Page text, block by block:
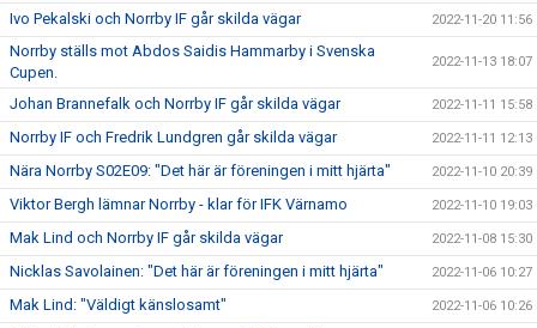
Ivo Pekalski och Norrby IF går skilda vägar 2022-11-20 11:56
Norrby ställs mot Abdos Saidis Hammarby i Svenska
Cupen.
2022-11-13 18:07
Johan Brannefalk och Norrby IF går skilda vägar 2022-11-11 15:58
Norrby IF och Fredrik Lundgren går skilda vägar 2022-11-11 12:13
Nära Norrby S02E09: "Det här är föreningen i mitt hjärta" 2022-11-10 20:39
Viktor Bergh lämnar Norrby - klar för IFK Värnamo 2022-11-10 19:03
Mak Lind och Norrby IF går skilda vägar 2022-11-08 15:30
Nicklas Savolainen: "Det här är föreningen i mitt hjärta" 2022-11-06 10:27
Mak Lind: "Väldigt känslosamt" 2022-11-06 10:26